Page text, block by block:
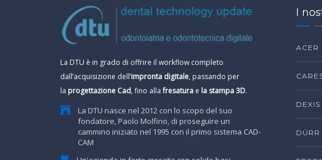
La DTU è in grado di offrire il workflow completo
dall’acquisizione dell’impronta digitale, passando per
la progettazione Cad, fino allafresatura e la stampa 3D.
La DTU nasce nel 2012 con lo scopo del suo
fondatore, Paolo Molfino, di proseguire un
cammino iniziato nel 1995 con il primo sistema CAD-
CAM
I
ACER
DEXIS